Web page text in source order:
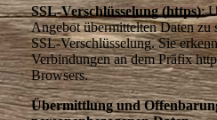
SSL-Verschlüsselung (https):
Angebot übermittelten Daten zu
SSL-Verschlüsselung. Sie
Verbindungen an dem Präfix
Browsers.
Übermittlung und